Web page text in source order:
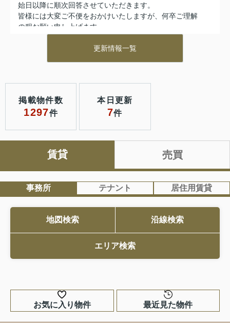
始日以降に順次回答させていただきます。
皆様には大変ご不便をおかけいたしますが、何卒ご理解
の程お願い申し上げます
YouTubeチャンネルのお知らせ
http://www.youtube.com/@tsuguha_souzoku
平素は格別のお引き立てをいただき、厚くお礼申し上げ
誠に勝手ながら社内研修のため、下記営業日は臨時休業
とさせていただきます。
臨時休業と臨時営業のお知らせ
ご迷惑をお掛けいたしますが、何卒、ご理解いただけま
すようお願い申し上げます。
更新情報一覧
掲載物件数
1297件
本日更新
7件
賃貸 売買
事務所 テナント 居住用賃貸
地図検索 沿線検索
エリア検索
お気に入り物件 最近見た物件